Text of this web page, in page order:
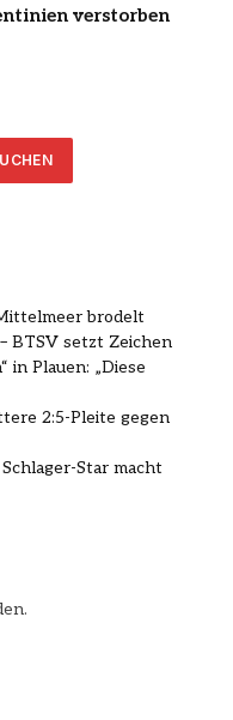
verstorben
brodelt
BTSV setzt Zeichen
in Plauen: „Diese
2:5-Pleite gegen
Star macht